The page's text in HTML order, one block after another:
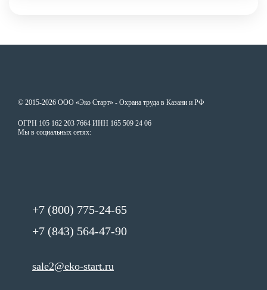
© 2015-2026 ООО «Эко Старт» - Охрана труда в Казани и РФ
ОГРН 105 162 203 7664 ИНН 165 509 24 06
Мы в социальных сетях:
+7 (800) 775-24-65
+7 (843) 564-47-90
sale2@eko-start.ru